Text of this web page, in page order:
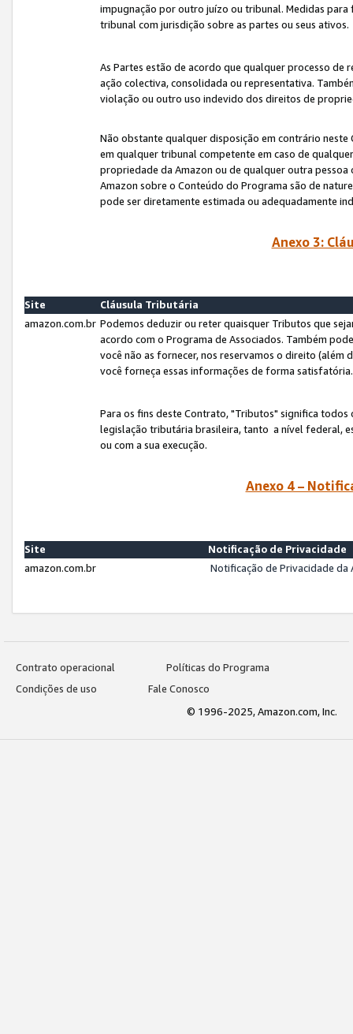
impugnação por outro juízo ou tribunal. Medidas
tribunal com jurisdição sobre as partes ou seus ativos.
As Partes estão de acordo que qualquer processo
ação colectiva, consolidada ou representativa.
violação ou outro uso indevido dos direitos de
Não obstante qualquer disposição em contrário
em qualquer tribunal competente em caso de
propriedade da Amazon ou de qualquer outra
Amazon sobre o Conteúdo do Programa são de
pode ser diretamente estimada ou adequadamente
Anexo 3:
Site
Cláusula Tributária
amazon.com.br Podemos deduzir ou reter quaisquer Tributos que
acordo com o Programa de Associados. Também
você não as fornecer, nos reservamos o direito (além
você forneça essas informações de forma
Para os fins deste Contrato, "Tributos" significa
legislação tributária brasileira, tanto a nível federal,
ou com a sua execução.
Anexo 4 –
Site
Notificação de Privacidade
amazon.com.br
Notificação de Privacidade
Contrato operacional
Políticas do Programa
Condições de uso
Fale Conosco
© 1996-2025, Amazon.com, Inc.